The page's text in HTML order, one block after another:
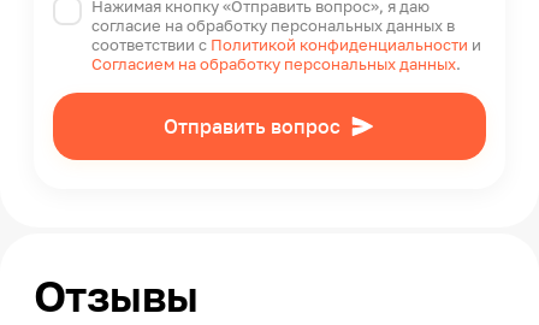
Нажимая кнопку «Отправить вопрос», я даю
согласие на обработку персональных данных в
соответствии с Политикой конфиденциальности и
Согласием на обработку персональных данных.
Отправить вопрос
Отзывы